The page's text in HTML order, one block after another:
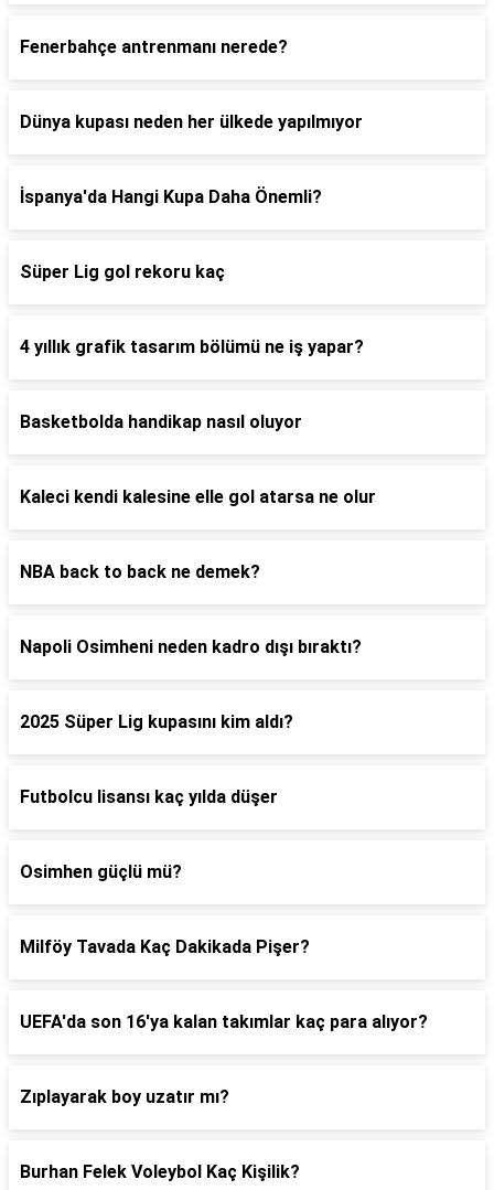
Fenerbahçe antrenmanı nerede?
Dünya kupası neden her ülkede yapılmıyor
İspanya'da Hangi Kupa Daha Önemli?
Süper Lig gol rekoru kaç
4 yıllık grafik tasarım bölümü ne iş yapar?
Basketbolda handikap nasıl oluyor
Kaleci kendi kalesine elle gol atarsa ne olur
NBA back to back ne demek?
Napoli Osimheni neden kadro dışı bıraktı?
2025 Süper Lig kupasını kim aldı?
Futbolcu lisansı kaç yılda düşer
Osimhen güçlü mü?
Milföy Tavada Kaç Dakikada Pişer?
UEFA'da son 16'ya kalan takımlar kaç para alıyor?
Zıplayarak boy uzatır mı?
Burhan Felek Voleybol Kaç Kişilik?